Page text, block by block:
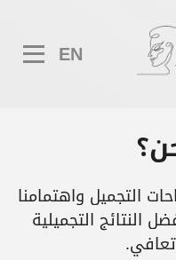
EN
التجميل واهتمامنا
النتائج التجميلية